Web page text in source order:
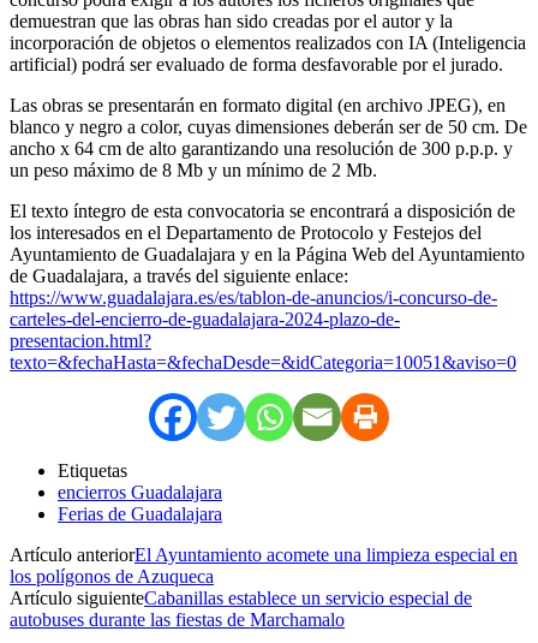
demuestran que las obras han sido creadas por el autor y la
incorporación de objetos o elementos realizados con IA (Inteligencia
artificial) podrá ser evaluado de forma desfavorable por el jurado.
Las obras se presentarán en formato digital (en archivo JPEG), en
blanco y negro a color, cuyas dimensiones deberán ser de 50 cm. De
ancho x 64 cm de alto garantizando una resolución de 300 p.p.p. y
un peso máximo de 8 Mb y un mínimo de 2 Mb.
El texto íntegro de esta convocatoria se encontrará a disposición de
los interesados en el Departamento de Protocolo y Festejos del
Ayuntamiento de Guadalajara y en la Página Web del Ayuntamiento
de Guadalajara, a través del siguiente enlace:
https://www.guadalajara.es/es/tablon-de-anuncios/i-concurso-de-
carteles-del-encierro-de-guadalajara-2024-plazo-de-
presentacion.html?
texto=&fechaHasta=&fechaDesde=&idCategoria=10051&aviso=0
Etiquetas
encierros Guadalajara
Ferias de Guadalajara
Artículo anteriorEl Ayuntamiento acomete una limpieza especial en
los polígonos de Azuqueca
Artículo siguienteCabanillas establece un servicio especial de
autobuses durante las fiestas de Marchamalo